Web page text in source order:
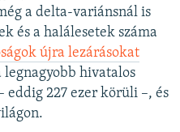
a delta-variánsnál is
és a halálesetek száma
újra lezárásokat
legnagyobb hivatalos
eddig 227 ezer körüli –, és